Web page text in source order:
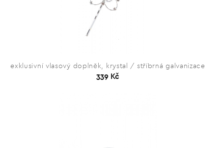
exklusivní vlasový doplněk, krystal / stříbrná galvanizace
339 Kč